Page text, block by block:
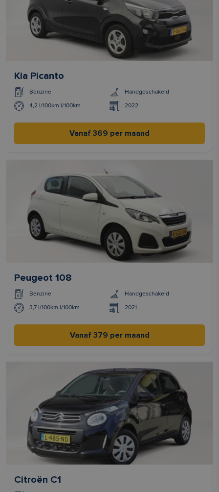
Kia Picanto
Benzine Handgeschakeld
4,2 l/100km l/100km 2022
Vanaf 369 per maand
Peugeot 108
Benzine Handgeschakeld
3,7 l/100km l/100km 2021
Vanaf 379 per maand
Citroën C1